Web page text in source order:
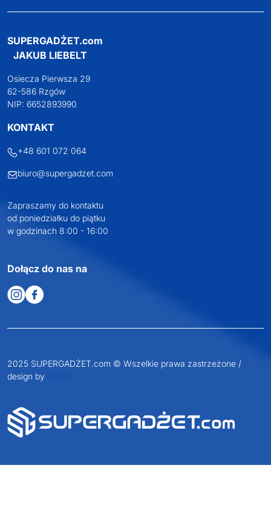
SUPERGADŻET.com
JAKUB LIEBELT
Osiecza Pierwsza 29
62-586 Rzgów
NIP: 6652893990
KONTAKT
+48 601 072 064
biuro@supergadzet.com
Zapraszamy do kontaktu
od poniedziałku do piątku
w godzinach 8:00 - 16:00
Dołącz do nas na
2025 SUPERGADŻET.com © Wszelkie prawa zastrzeżone /
design by VENTI